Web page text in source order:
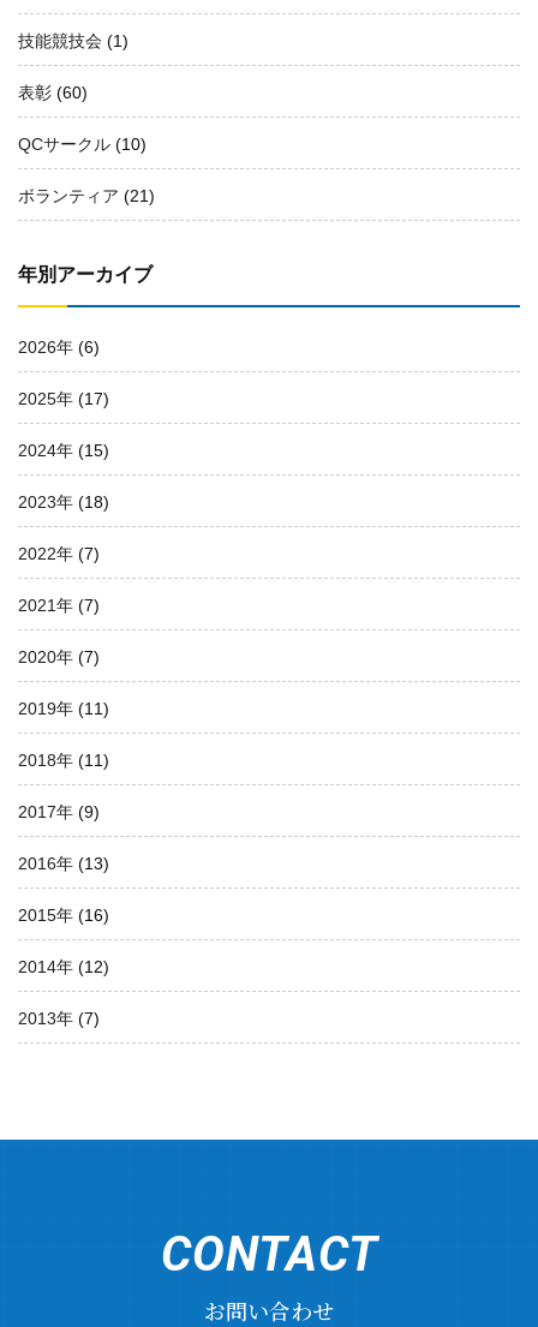
技能競技会 (1)
表彰 (60)
QCサークル (10)
ボランティア (21)
年別アーカイブ
2026年 (6)
2025年 (17)
2024年 (15)
2023年 (18)
2022年 (7)
2021年 (7)
2020年 (7)
2019年 (11)
2018年 (11)
2017年 (9)
2016年 (13)
2015年 (16)
2014年 (12)
2013年 (7)
CONTACT
お問い合わせ